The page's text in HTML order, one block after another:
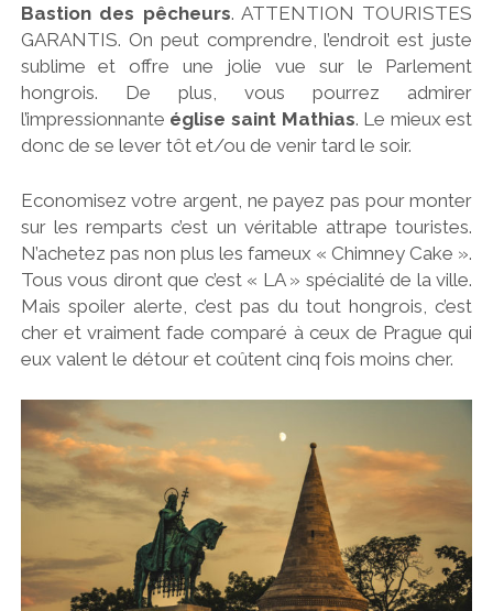
Bastion des pêcheurs. ATTENTION TOURISTES
GARANTIS. On peut comprendre, l’endroit est juste
sublime et offre une jolie vue sur le Parlement
hongrois. De plus, vous pourrez admirer
l’impressionnante église saint Mathias. Le mieux est
donc de se lever tôt et/ou de venir tard le soir.
Economisez votre argent, ne payez pas pour monter
sur les remparts c’est un véritable attrape touristes.
N’achetez pas non plus les fameux « Chimney Cake ».
Tous vous diront que c’est « LA » spécialité de la ville.
Mais spoiler alerte, c’est pas du tout hongrois, c’est
cher et vraiment fade comparé à ceux de Prague qui
eux valent le détour et coûtent cinq fois moins cher.